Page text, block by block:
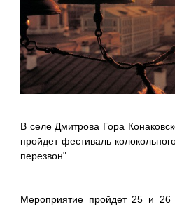
В селе Дмитрова Гора
пройдет фестиваль
перезвон".
Мероприятие пройдет 25 и